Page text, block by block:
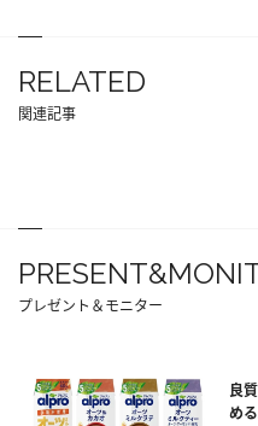
RELATED
関連記事
プレゼント＆モニター
良
め